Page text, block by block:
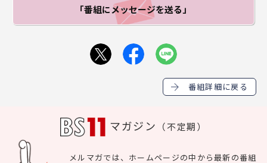
「番組にメッセージを送る」
番組詳細に戻る
マガジン （不定期）
メルマガでは、ホームページの中から最新の番組